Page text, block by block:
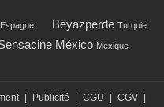
Espagne Beyazperde Turquie
México Mexique
Publicité CGU CGV